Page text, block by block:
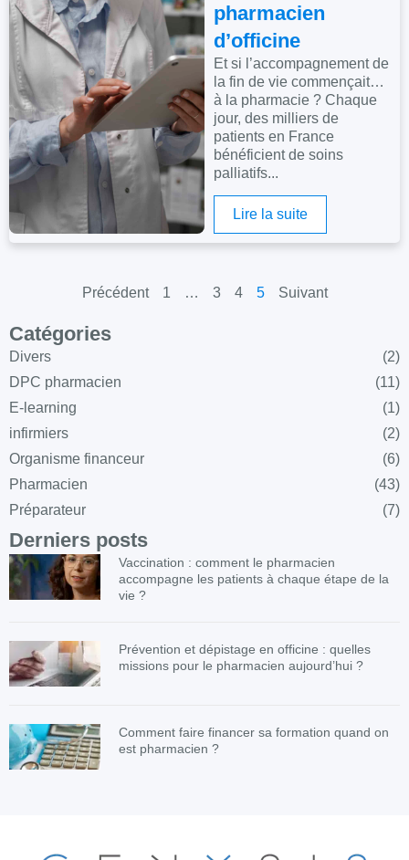
pharmacien
d’officine
Et si l’accompagnement de
la fin de vie commençait…
à la pharmacie ? Chaque
jour, des milliers de
patients en France
bénéficient de soins
palliatifs...
Lire la suite
Précédent 1 … 3 4 5 Suivant
Catégories
Divers
(2)
DPC pharmacien
(11)
E-learning
(1)
infirmiers
(2)
Organisme financeur
(6)
Pharmacien
(43)
Préparateur
(7)
Derniers posts
Vaccination : comment le pharmacien
accompagne les patients à chaque étape de la
vie ?
Prévention et dépistage en officine : quelles
missions pour le pharmacien aujourd’hui ?
Comment faire financer sa formation quand on
est pharmacien ?